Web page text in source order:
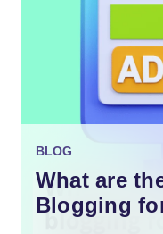
BLOG
What are
Blogging